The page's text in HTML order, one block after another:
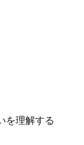
を理解する